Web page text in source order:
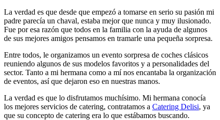
La verdad es que desde que empezó a tomarse en serio su pasión mi
padre parecía un chaval, estaba mejor que nunca y muy ilusionado.
Fue por esa razón que todos en la familia con la ayuda de algunos
de sus mejores amigos pensamos en tramarle una pequeña sorpresa.
Entre todos, le organizamos un evento sorpresa de coches clásicos
reuniendo algunos de sus modelos favoritos y a personalidades del
sector. Tanto a mi hermana como a mí nos encantaba la organización
de eventos, así que dejaron eso en nuestras manos.
La verdad es que lo disfrutamos muchísimo. Mi hermana conocía
los mejores servicios de catering, contratamos a Catering Delisi, ya
que su concepto de catering era lo que estábamos buscando.